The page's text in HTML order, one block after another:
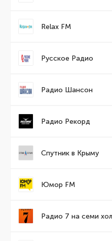
Relax FM
Русское Радио
Радио Шансон
Радио Рекорд
Спутник в Крыму
Юмор FM
Радио 7 на семи